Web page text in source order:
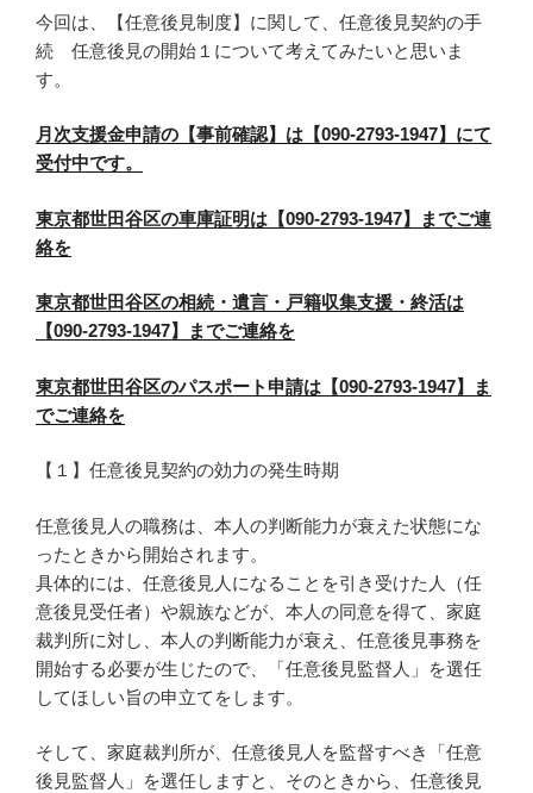
今回は、【任意後見制度】に関して、任意後見契約の手
続 任意後見の開始１について考えてみたいと思いま
す。
月次支援金申請の【事前確認】は【090-2793-1947】にて
受付中です。
東京都世田谷区の車庫証明は【090-2793-1947】までご連
絡を
東京都世田谷区の相続・遺言・戸籍収集支援・終活は
【090-2793-1947】までご連絡を
東京都世田谷区のパスポート申請は【090-2793-1947】ま
でご連絡を
【１】任意後見契約の効力の発生時期
任意後見人の職務は、本人の判断能力が衰えた状態にな
ったときから開始されます。
具体的には、任意後見人になることを引き受けた人（任
意後見受任者）や親族などが、本人の同意を得て、家庭
裁判所に対し、本人の判断能力が衰え、任意後見事務を
開始する必要が生じたので、「任意後見監督人」を選任
してほしい旨の申立てをします。
そして、家庭裁判所が、任意後見人を監督すべき「任意
後見監督人」を選任しますと、そのときから、任意後見